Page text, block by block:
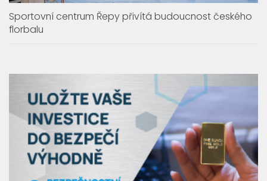
Sportovní centrum Řepy přivítá budoucnost českého
florbalu